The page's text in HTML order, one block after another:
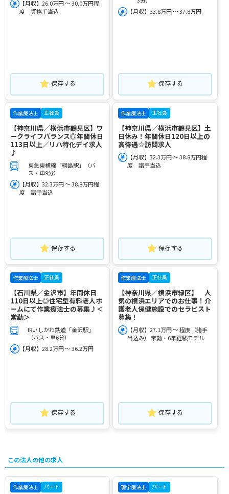
【月収】26.0万円 ～ 30.0万円程
度 資格手当込
保存する
【月収】33.8万円 ～ 37.8万円
保存する
作業療法士 正社員
【神奈川県／横浜市鶴見区】ワ
ークライフバランス◎年間休日
113日以上／リハ特化デイ求人
♪
東急東横線「綱島駅」（バ
ス・車9分）
【月収】32.3万円 ～ 38.8万円程
度 諸手当込
保存する
作業療法士 正社員
【神奈川県／横浜市鶴見区】土
日休み！年間休日120日以上の
高待遇☆訪問求人
【月収】32.3万円 ～ 38.8万円程
度 諸手当込
保存する
作業療法士 正社員
【石川県／金沢市】年間休日
110日以上◎住宅型有料老人ホ
ームにて作業療法士の募集♪＜
常勤＞
IRいしかわ鉄道「金沢駅」
（バス・車6分）
【月収】28.2万円 ～ 36.2万円
保存する
作業療法士 正社員
【神奈川県／横浜市緑区】 人
気の横浜エリアでのお仕事！介
護老人保健施設でのセラピスト
募集！
【月収】27.1万円 ～ 程度（諸手
当込み） 常勤・6年経験モデル
保存する
この法人の他の求人
作業療法士 パート 理学療法士 パート